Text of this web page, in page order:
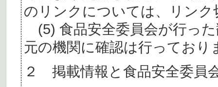
のリンクについては、リン
(5) 食品安全委員会が行っ
元の機関に確認は行っており
２ 掲載情報と食品安全委員